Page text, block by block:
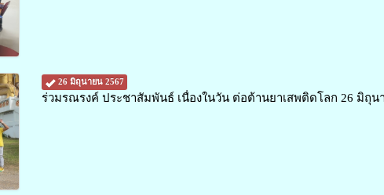
26 มิถุนายน 2567
ร่วมรณรงค์ ประชาสัมพันธ์ เนื่องในวัน ต่อต้านยาเสพติดโลก 26 มิถุน